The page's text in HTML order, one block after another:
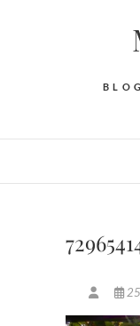
25